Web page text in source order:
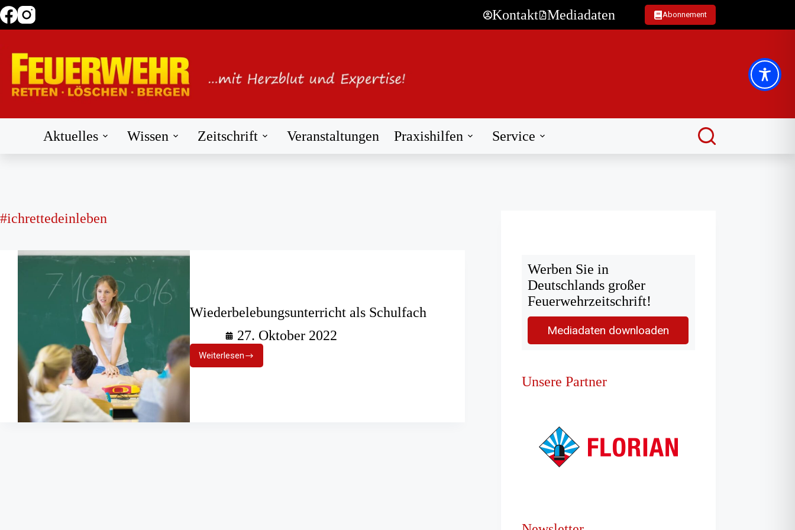
Zum
Inhalt
Kontakt Mediadaten Abonnement
Aktuelles Wissen Zeitschrift Veranstaltungen Praxishilfen Service
#ichrettedeinleben
Wiederbelebungsunterricht als Schulfach
27. Oktober 2022
WeiterlesenWiederbelebungsunterricht
als
Werben Sie in
Deutschlands großer
Feuerwehrzeitschrift!
Mediadaten downloaden
Unsere Partner